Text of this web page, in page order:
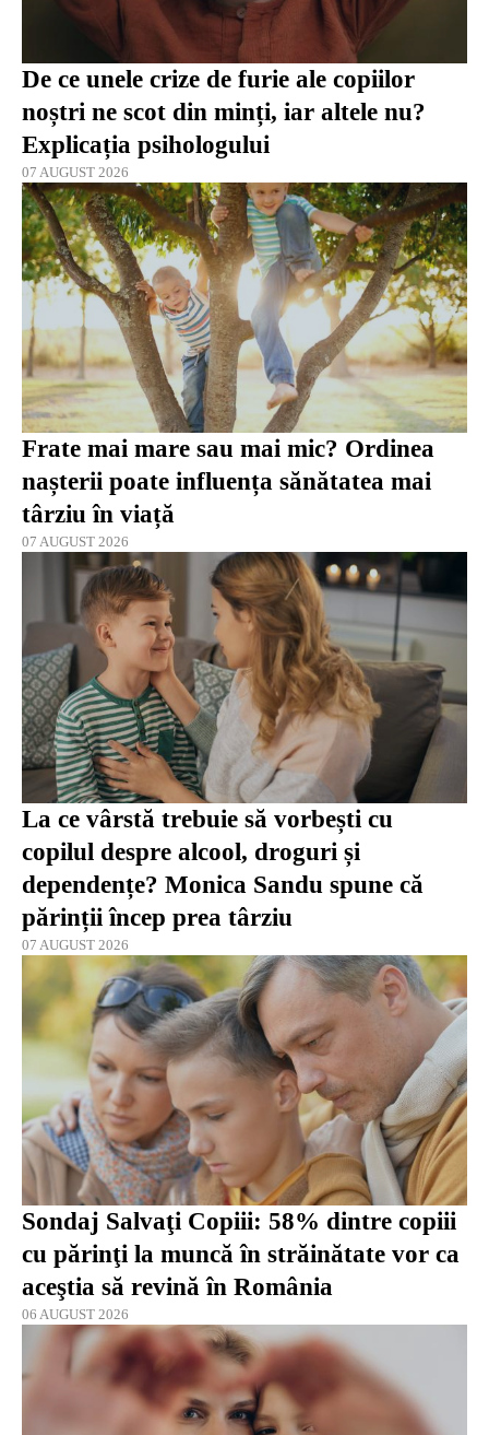
De ce unele crize de furie ale copiilor
noștri ne scot din minți, iar altele nu?
Explicația psihologului
07 AUGUST 2026
Frate mai mare sau mai mic? Ordinea
nașterii poate influența sănătatea mai
târziu în viață
07 AUGUST 2026
La ce vârstă trebuie să vorbești cu
copilul despre alcool, droguri și
dependențe? Monica Sandu spune că
părinții încep prea târziu
07 AUGUST 2026
Sondaj Salvaţi Copiii: 58% dintre copiii
cu părinţi la muncă în străinătate vor ca
aceştia să revină în România
06 AUGUST 2026